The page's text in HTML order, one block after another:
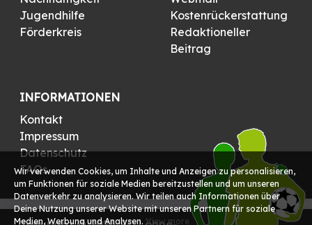
Jugendhilfe
Förderkreis
Kostenrückerstattung
Redaktioneller
Beitrag
INFORMATIONEN
Kontakt
Impressum
Datenschutz
FAQs
Wir verwenden Cookies, um Inhalte und Anzeigen zu personalisieren,
um Funktionen für soziale Medien bereitzustellen und um unseren
Datenverkehr zu analysieren. Wir teilen auch Informationen über
Deine Nutzung unserer Website mit unseren Partnern für soziale
Medien, Werbung und Analysen. View more